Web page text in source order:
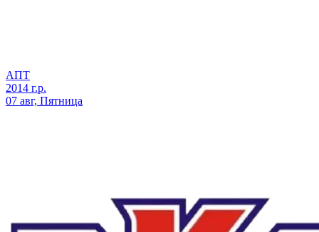
АПТ
2014 г.р.
07 авг, Пятница